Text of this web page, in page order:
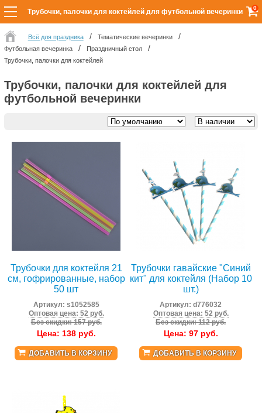
Всё для праздника
Тематические вечеринки
Футбольная вечеринка
Праздничный стол
Трубочки, палочки для коктейлей
Трубочки, палочки для коктейлей для
футбольной вечеринки
Трубочки для коктейля 21
см, гофрированные, набор
50 шт
Артикул: s1052585
Оптовая цена: 52 руб.
Без скидки: 157 руб.
Цена: 138руб.
ДОБАВИТЬ В КОРЗИНУ
Трубочки гавайские "Синий
кит" для коктейля (Набор 10
шт.)
Артикул:d776032
Оптовая цена: 52 руб.
Без скидки: 112 руб.
Цена: 97руб.
ДОБАВИТЬ В КОРЗИНУ
Трубочки, палочки для коктейлей для футбольной вечеринки 0